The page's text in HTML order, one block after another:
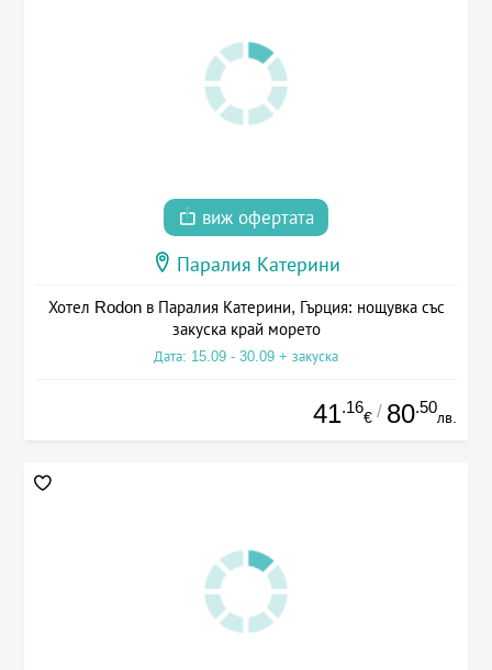
виж офертата
Паралия Катерини
Хотел Rodon в Паралия Катерини, Гърция: нощувка със
закуска край морето
Дата: 15.09 - 30.09 + закуска
41.16
€ / 80.50
лв.